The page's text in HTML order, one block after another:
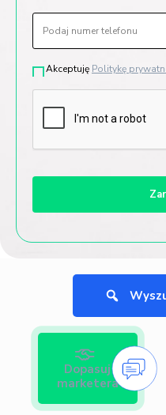
Akceptuję Politykę
Dopasuj
marketera